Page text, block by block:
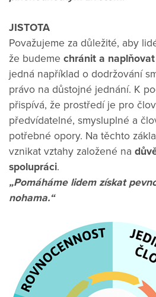
JISTOTA
Považujeme za důležité, aby
že budeme chránit a
jedná například o dodržování
právo na důstojné jednání. K
přispívá, že prostředí je pro
předvídatelné, smysluplné a
potřebné opory. Na těchto
vznikat vztahy založené na
spolupráci.
„Pomáháme lidem získat
nohama.“